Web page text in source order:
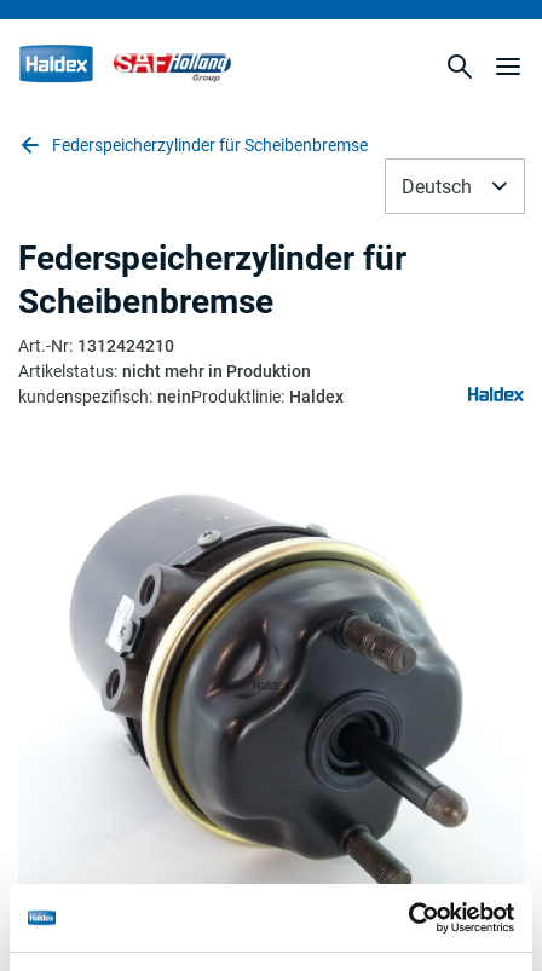
Federspeicherzylinder für Scheibenbremse
Deutsch
Federspeicherzylinder für
Scheibenbremse
Art.-Nr: 1312424210
Artikelstatus: nicht mehr in Produktion
kundenspezifisch: neinProduktlinie: Haldex